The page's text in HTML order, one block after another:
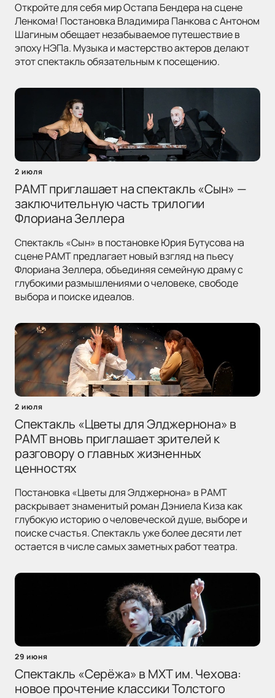
Откройте для себя мир Остапа Бендера на сцене
Ленкома! Постановка Владимира Панкова с Антоном
Шагиным обещает незабываемое путешествие в
эпоху НЭПа. Музыка и мастерство актеров делают
этот спектакль обязательным к посещению.
2 июля
РАМТ приглашает на спектакль «Сын» —
заключительную часть трилогии
Флориана Зеллера
Спектакль «Сын» в постановке Юрия Бутусова на
сцене РАМТ предлагает новый взгляд на пьесу
Флориана Зеллера, объединяя семейную драму с
глубокими размышлениями о человеке, свободе
выбора и поиске идеалов.
2 июля
Спектакль «Цветы для Элджернона» в
РАМТ вновь приглашает зрителей к
разговору о главных жизненных
ценностях
Постановка «Цветы для Элджернона» в РАМТ
раскрывает знаменитый роман Дэниела Киза как
глубокую историю о человеческой душе, выборе и
поиске счастья. Спектакль уже более десяти лет
остается в числе самых заметных работ театра.
29 июня
Спектакль «Серёжа» в МХТ им. Чехова:
новое прочтение классики Толстого